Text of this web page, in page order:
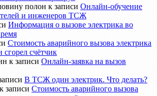
полон к записи Онлайн-обучение
и инженеров ТСЖ
Информация о вызове электрика во
Стоимость аварийного вызова электрика
сгорел счётчик
к записи Онлайн-заявка на вызов
В ТСЖ один электрик. Что делать?
к записи Стоимость аварийного вызова